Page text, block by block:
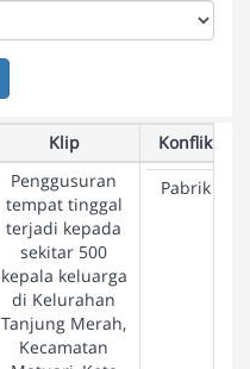
Klip
Konflik
Penggusuran
tempat tinggal
terjadi kepada
sekitar 500
kepala keluarga
di Kelurahan
Tanjung Merah,
Kecamatan
Pabrik